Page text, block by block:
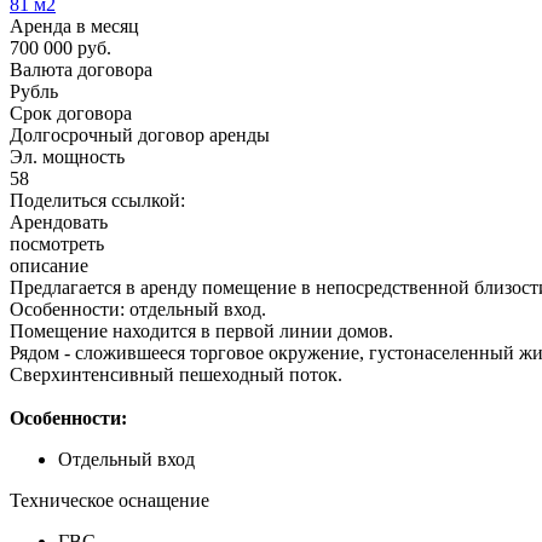
Аренда в месяц
700 000 руб.
Валюта договора
Рубль
Срок договора
Долгосрочный договор аренды
Эл. мощность
58
Поделиться ссылкой:
Арендовать
посмотреть
описание
Предлагается в аренду помещение в непосредственной
Особенности: отдельный вход.
Помещение находится в первой линии домов.
Рядом - сложившееся торговое окружение, густонаселенный
Сверхинтенсивный пешеходный поток.
Особенности:
Отдельный вход
Техническое оснащение